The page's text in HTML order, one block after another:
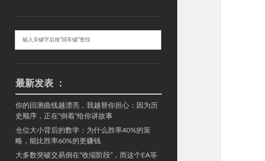
Sidebar
最新发表 ：
你的回测曲线越漂亮，我越替你担心：因为历
史顺序，正在“倒着”给你讲故事
仓位大小背后的数学：为什么胜率40%的策
略，能比胜率60%的更赚钱
大多数突破交易倒在“收缩阶段”，而这个EA等